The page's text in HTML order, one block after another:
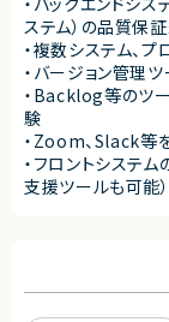
ステム）の品質保
・複数システム、
・バージョン管理
・Backlog等のツ
験
・Zoom、Slack等
・フロントシステ
支援ツールも可能）